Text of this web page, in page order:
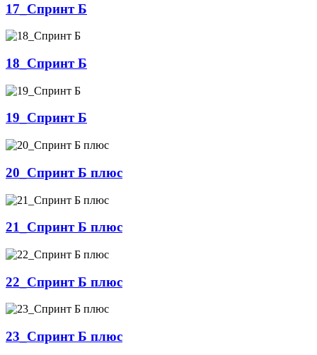
17_Спринт Б
18_Спринт Б
19_Спринт Б
20_Спринт Б плюс
21_Спринт Б плюс
22_Спринт Б плюс
23_Спринт Б плюс